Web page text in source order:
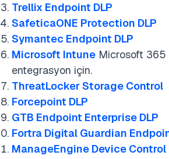
Trellix Endpoint DLP
SafeticaONE Protection DLP
Symantec Endpoint DLP
Microsoft Intune Microsoft 365
entegrasyon için.
ThreatLocker Storage Control
Forcepoint DLP
GTB Endpoint Enterprise DLP
Fortra Digital Guardian
ManageEngine Device Control